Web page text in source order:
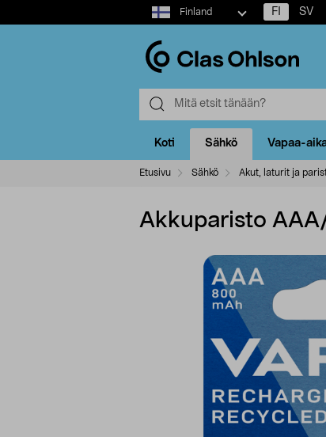
Select
market
Finland FI SV
Koti Sähkö Vapaa-
Etusivu Sähkö Akut, laturit ja
Akkuparisto